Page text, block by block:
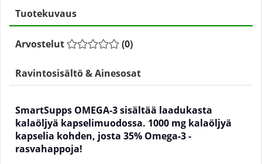
Tuotekuvaus
Arvostelut (0)
Ravintosisältö & Ainesosat
SmartSupps OMEGA-3 sisältää laadukasta
kalaöljyä kapselimuodossa. 1000 mg kalaöljyä
kapselia kohden, josta 35% Omega-3 -
rasvahappoja!